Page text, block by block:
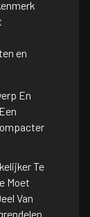
en
En
Te
Moet
Van